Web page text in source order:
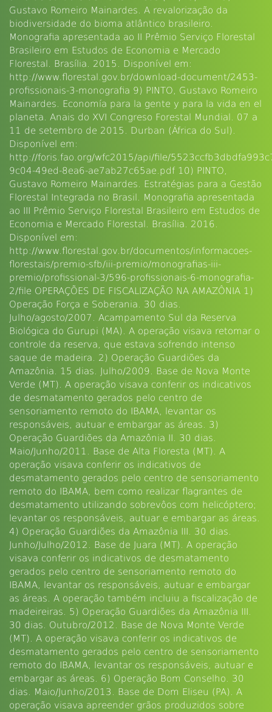
Gustavo Romeiro Mainardes. A revalorização da
biodiversidade do bioma atlântico brasileiro.
Monografia apresentada ao II Prêmio Serviço Florestal
Brasileiro em Estudos de Economia e Mercado
Florestal. Brasília. 2015. Disponível em:
http://www.florestal.gov.br/download-document/2453-
profissionais-3-monografia 9) PINTO, Gustavo Romeiro
Mainardes. Economía para la gente y para la vida en el
planeta. Anais do XVI Congreso Forestal Mundial. 07 a
11 de setembro de 2015. Durban (África do Sul).
Disponível em:
http://foris.fao.org/wfc2015/api/file/
9c04-49ed-8ea6-ae7ab27c65ae.pdf 10) PINTO,
Gustavo Romeiro Mainardes. Estratégias para a Gestão
Florestal Integrada no Brasil. Monografia apresentada
ao III Prêmio Serviço Florestal Brasileiro em Estudos de
Economia e Mercado Florestal. Brasília. 2016.
Disponível em:
http://www.florestal.gov.br/documentos/informacoes-
florestais/premio-sfb/iii-premio/monografias-iii-
premio/profissional-3/596-profissionais-6-monografia-
2/file OPERAÇÕES DE FISCALIZAÇÃO NA AMAZÔNIA 1)
Operação Força e Soberania. 30 dias.
Julho/agosto/2007. Acampamento Sul da Reserva
Biológica do Gurupi (MA). A operação visava retomar o
controle da reserva, que estava sofrendo intenso
saque de madeira. 2) Operação Guardiões da
Amazônia. 15 dias. Julho/2009. Base de Nova Monte
Verde (MT). A operação visava conferir os indicativos
de desmatamento gerados pelo centro de
sensoriamento remoto do IBAMA, levantar os
responsáveis, autuar e embargar as áreas. 3)
Operação Guardiões da Amazônia II. 30 dias.
Maio/Junho/2011. Base de Alta Floresta (MT). A
operação visava conferir os indicativos de
desmatamento gerados pelo centro de sensoriamento
remoto do IBAMA, bem como realizar flagrantes de
desmatamento utilizando sobrevôos com helicóptero;
levantar os responsáveis, autuar e embargar as áreas.
4) Operação Guardiões da Amazônia III. 30 dias.
Junho/Julho/2012. Base de Juara (MT). A operação
visava conferir os indicativos de desmatamento
gerados pelo centro de sensoriamento remoto do
IBAMA, levantar os responsáveis, autuar e embargar
as áreas. A operação também incluiu a fiscalização de
madeireiras. 5) Operação Guardiões da Amazônia III.
30 dias. Outubro/2012. Base de Nova Monte Verde
(MT). A operação visava conferir os indicativos de
desmatamento gerados pelo centro de sensoriamento
remoto do IBAMA, levantar os responsáveis, autuar e
embargar as áreas. 6) Operação Bom Conselho. 30
dias. Maio/Junho/2013. Base de Dom Eliseu (PA). A
operação visava apreender grãos produzidos sobre